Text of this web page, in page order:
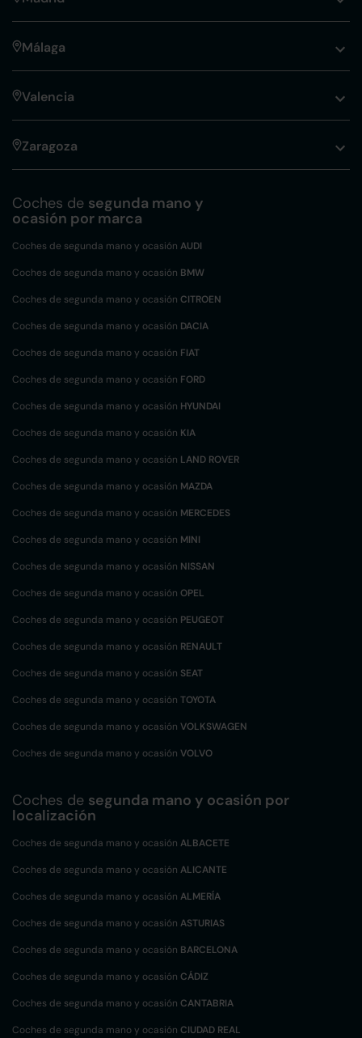
Málaga
Valencia
Zaragoza
Coches de segunda mano y
ocasión por marca
Coches de segunda mano y ocasión AUDI
Coches de segunda mano y ocasión BMW
Coches de segunda mano y ocasión CITROEN
Coches de segunda mano y ocasión DACIA
Coches de segunda mano y ocasión FIAT
Coches de segunda mano y ocasión FORD
Coches de segunda mano y ocasión HYUNDAI
Coches de segunda mano y ocasión KIA
Coches de segunda mano y ocasión LAND ROVER
Coches de segunda mano y ocasión MAZDA
Coches de segunda mano y ocasión MERCEDES
Coches de segunda mano y ocasión MINI
Coches de segunda mano y ocasión NISSAN
Coches de segunda mano y ocasión OPEL
Coches de segunda mano y ocasión PEUGEOT
Coches de segunda mano y ocasión RENAULT
Coches de segunda mano y ocasión SEAT
Coches de segunda mano y ocasión TOYOTA
Coches de segunda mano y ocasión VOLKSWAGEN
Coches de segunda mano y ocasión VOLVO
Coches de segunda mano y ocasión por
localización
Coches de segunda mano y ocasión ALBACETE
Coches de segunda mano y ocasión ALICANTE
Coches de segunda mano y ocasión ALMERÍA
Coches de segunda mano y ocasión ASTURIAS
Coches de segunda mano y ocasión BARCELONA
Coches de segunda mano y ocasión CÁDIZ
Coches de segunda mano y ocasión CANTABRIA
Coches de segunda mano y ocasión CIUDAD REAL